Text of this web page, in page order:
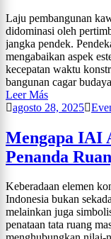
Laju pembangunan
didominasi oleh
jangka pendek.
mengabaikan aspek
kecepatan waktu
bangunan cagar
Leer Más
agosto 28, 2025
Mengapa IAI
Penanda
Keberadaan elemen
Indonesia bukan
melainkan juga
penataan tata ruang